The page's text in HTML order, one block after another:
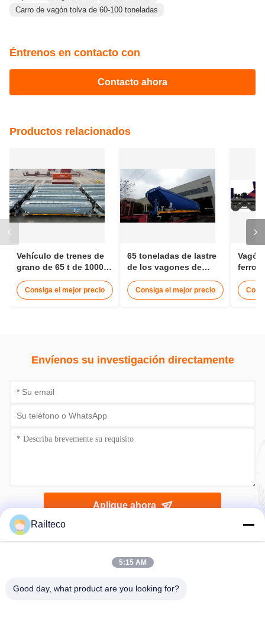
Carro de vagón tolva de 60-100 toneladas
Éntrenos en contacto con
Contacto ahora
Productos relacionados
Vehículo de trenes de
grano de 65 t de 1000
ferroviaria
Consiga el mejor precio
65 toneladas de lastre
de los vagones de
ferrocarril 12 - 15
metros
Consiga el mejor precio
de
Envíenos su investigación directamente
Aplique ahora
Railteco
5:15 AM
Good day, what product are you looking for?